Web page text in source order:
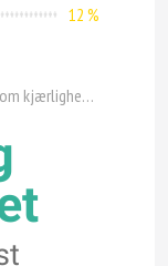
12 %
Mannlige grupper/artister som synger om kjærlighet (ikke å slå opp)